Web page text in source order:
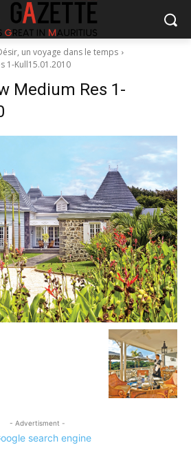
un voyage dans le temps
1-Kull15.01.2010
Medium Res 1-
- Advertisment -